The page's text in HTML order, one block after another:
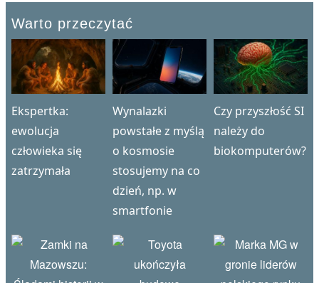
Warto przeczytać
Ekspertka:
ewolucja
człowieka się
zatrzymała
Wynalazki
powstałe z myślą
o kosmosie
stosujemy na co
dzień, np. w
smartfonie
Czy przyszłość SI
należy do
biokomputerów?